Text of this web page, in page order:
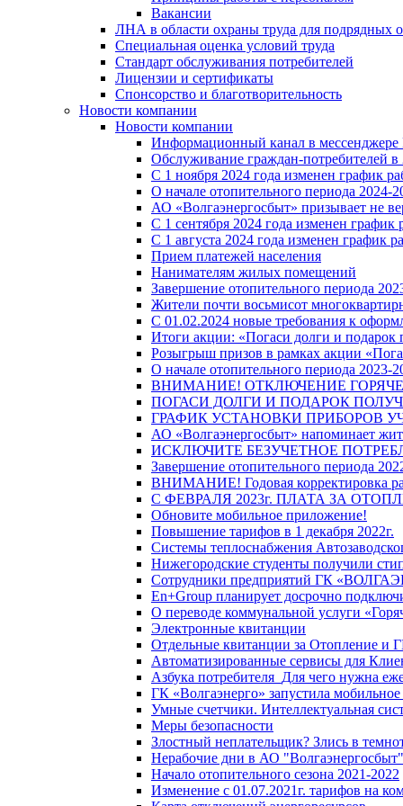
Вакансии
ЛНА в области охраны труда для подрядных
Специальная оценка условий труда
Стандарт обслуживания потребителей
Лицензии и сертификаты
Спонсорство и благотворительность
Новости компании
Новости компании
Информационный канал в
Обслуживание граждан-потребителей в
С 1 ноября 2024 года изменен график
О начале отопительного периода 2024-
АО «Волгаэнергосбыт» призывает не
С 1 сентября 2024 года изменен
С 1 августа 2024 года изменен график
Прием платежей населения
Нанимателям жилых помещений
Завершение отопительного периода
Жители почти восьмисот
С 01.02.2024 новые требования к
Итоги акции: «Погаси долги и подарок
Розыгрыш призов в рамках акции
О начале отопительного периода 2023-
ВНИМАНИЕ! ОТКЛЮЧЕНИЕ
ПОГАСИ ДОЛГИ И ПОДАРОК
ГРАФИК УСТАНОВКИ ПРИБОРОВ
АО «Волгаэнергосбыт» напоминает
ИСКЛЮЧИТЕ БЕЗУЧЕТНОЕ
Завершение отопительного периода
ВНИМАНИЕ! Годовая корректировка
С ФЕВРАЛЯ 2023г. ПЛАТА ЗА
Обновите мобильное приложение!
Повышение тарифов в 1 декабря 2022г.
Системы теплоснабжения
Нижегородские студенты получили
Сотрудники предприятий ГК
En+Group планирует досрочно
О переводе коммунальной услуги
Электронные квитанции
Отдельные квитанции за Отопление и
Автоматизированные сервисы для
Азбука потребителя_Для чего нужна
ГК «Волгаэнерго» запустила
Умные счетчики. Интеллектуальная
Меры безопасности
Злостный неплательщик? Злись в
Нерабочие дни в АО "Волгаэнергосбыт"
Начало отопительного сезона 2021-2022
Изменение с 01.07.2021г. тарифов на